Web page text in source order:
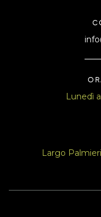
Lunedì
Largo